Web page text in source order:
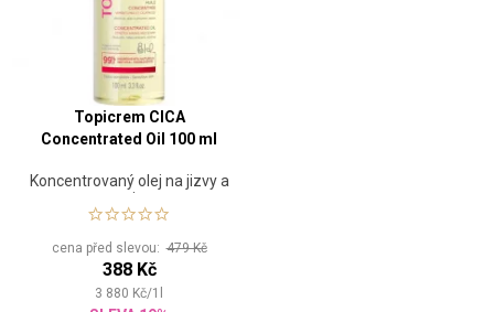
Topicrem CICA
Concentrated Oil 100 ml
Koncentrovaný olej na jizvy a
strie
cena před slevou:479 Kč
388 Kč
3 880 Kč/1